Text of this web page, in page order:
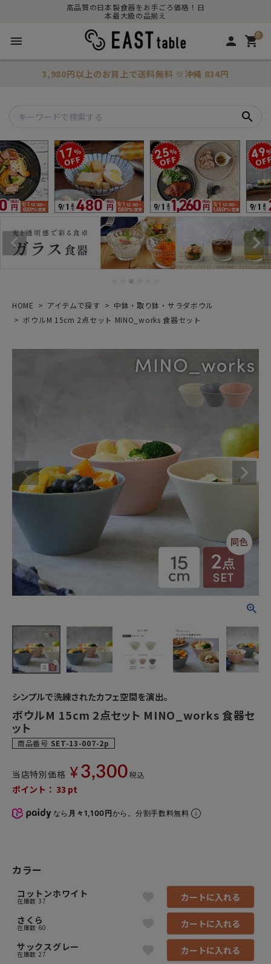
高品質の日本製食器をお手ごろ価格！日
本最大級の品揃え
menu person 0
shopping_cart
3,980円以上のお買上で送料無料 ※沖縄 834円
search
HOME アイテムで探す
中鉢・取り鉢・サラダボウル
ボウルM 15cm 2点セット MINO_works 食器セット
シンプルで洗練されたカフェ空間を演出。
ボウルM 15cm 2点セット MINO_works 食器セ
ット
商品番号 SET-13-007-2p
当店特別価格 ¥ 3,300 税込
ポイント： 33 pt
なら 月々1,100円から。分割手数料無料
カラー
コットンホワイト
在庫数 37
カートに入れる
さくら
在庫数 60
カートに入れる
サックスグレー
在庫数 27 カートに入れる